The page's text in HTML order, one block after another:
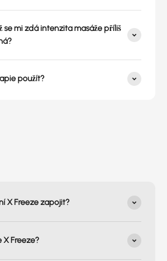
se mi zdá intenzita masáže příliš
použít?
X Freeze zapojit?
X Freeze?